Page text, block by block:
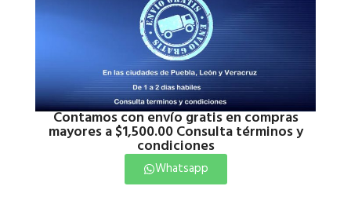
Contamos con envío gratis en compras
mayores a $1,500.00 Consulta términos y
condiciones
Whatsapp